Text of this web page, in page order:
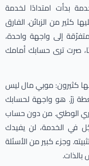
بدأت امتدادًا لخدمة
كثير من الزبائن. الفارق
إلى واجهة واحدة،
صرت ترى حسابك أمامك
كثيرون: موبي مال ليس
زرّ. هو واجهة لحسابك
الوطني. من دون حساب
في الخدمة، لن يفيدك
وجزء كبير من الأسئلة
بالذات.